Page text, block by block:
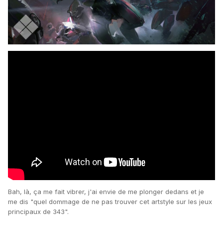
Bah, là, ça me fait vibrer, j'ai envie de me plonger dedans et je
me dis "quel dommage de ne pas trouver cet artstyle sur les jeux
principaux de 343".